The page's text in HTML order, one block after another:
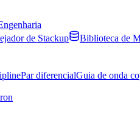
de Stackup Biblioteca de
Par diferencialGuia de onda